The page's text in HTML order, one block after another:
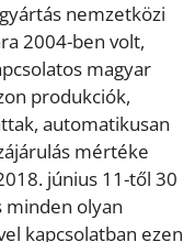
nemzetközi
2004-ben volt,
magyar
produkciók,
automatikusan
mértéke
június 11-től 30
minden olyan
kapcsolatban ezen